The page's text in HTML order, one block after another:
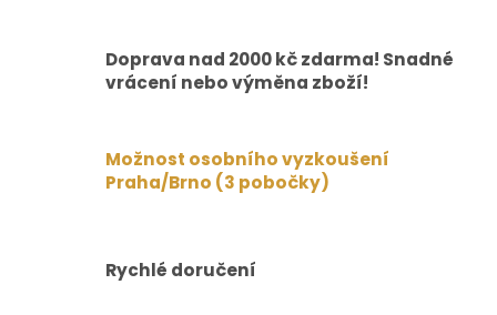
Doprava nad 2000 kč zdarma! Snadné
vrácení nebo výměna zboží!
Možnost osobního vyzkoušení
Praha/Brno (3 pobočky)
Rychlé doručení